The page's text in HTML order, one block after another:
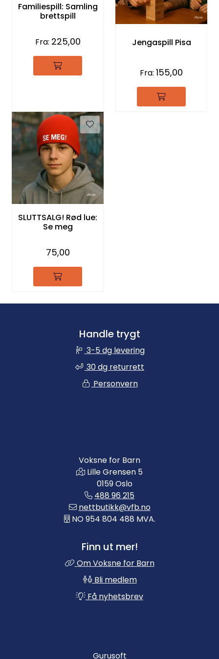
Familiespill: Samling
brettspill
Fra: 225,00 Jengaspill Pisa
Fra: 155,00
SLUTTSALG! Rød lue:
Se meg
75,00
Voksne for Barn
Lille Grensen 5
0159 Oslo
488 96 215
nettbutikk@vfb.no
NO 954 804 488 MVA.
Finn ut mer!
Om Voksne for Barn
Bli medlem
Få nyhetsbrev
Handle trygt
3-5 dg levering
30 dg returrett
Personvern
Gurusoft
Kurs og arrangementer